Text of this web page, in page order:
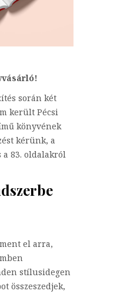
során két
került Pécsi
könyvének
kérünk, a
a 83. oldalakról
el arra,
stílusidegen
összeszedjek,